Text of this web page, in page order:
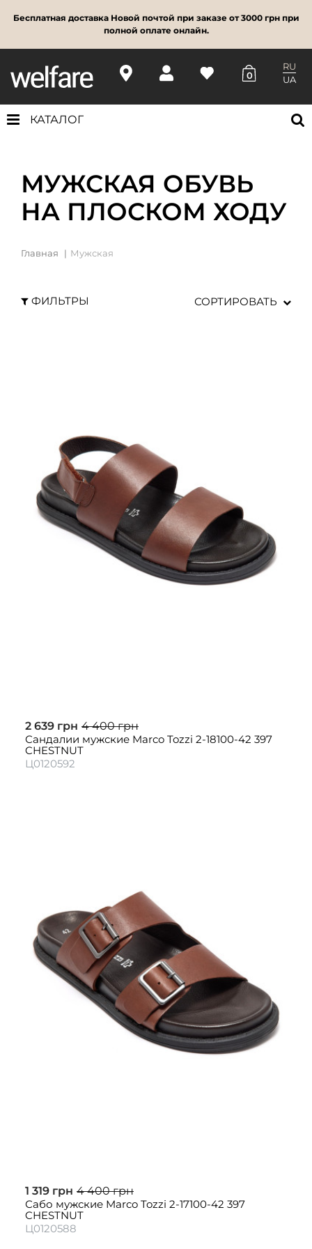
Бесплатная доставка Новой почтой при заказе от 3000 грн при
полной оплате онлайн.
0
RU
UA
КАТАЛОГ
МУЖСКАЯ ОБУВЬ
НА ПЛОСКОМ ХОДУ
Главная Мужская
ФИЛЬТРЫ СОРТИРОВАТЬ
2 639 грн 4 400 грн
Сандалии мужские Marco Tozzi 2-18100-42 397
CHESTNUT
Ц0120592
1 319 грн 4 400 грн
Сабо мужские Marco Tozzi 2-17100-42 397
CHESTNUT
Ц0120588